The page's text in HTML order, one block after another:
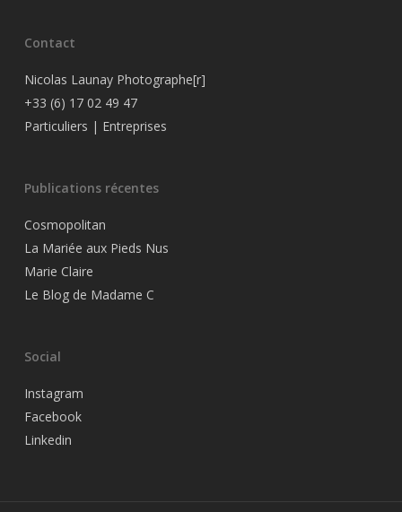
Contact
Nicolas Launay Photographe[r]
+33 (6) 17 02 49 47
Particuliers | Entreprises
Publications récentes
Cosmopolitan
La Mariée aux Pieds Nus
Marie Claire
Le Blog de Madame C
Social
Instagram
Facebook
Linkedin